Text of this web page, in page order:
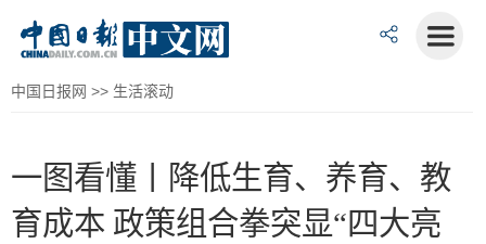
中国日报网 >> 生活滚动
一图看懂丨降低生育、养育、教
育成本 政策组合拳突显“四大亮